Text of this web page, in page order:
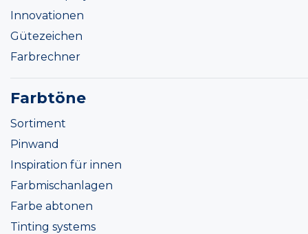
Innovationen
Gütezeichen
Farbrechner
Farbtöne
Sortiment
Pinwand
Inspiration für innen
Farbmischanlagen
Farbe abtonen
Tinting systems